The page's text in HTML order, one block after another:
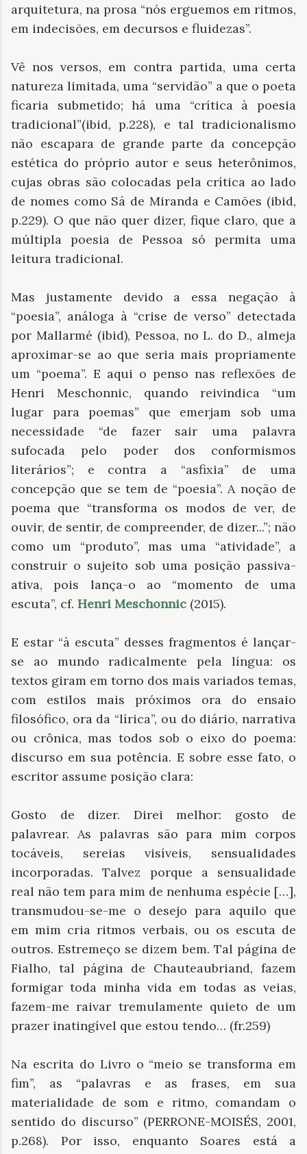
arquitetura, na prosa “nós erguemos em ritmos,
em indecisões, em decursos e fluidezas”.
Vê nos versos, em contra partida, uma certa
natureza limitada, uma “servidão” a que o poeta
ficaria submetido; há uma “crítica à poesia
tradicional”(ibid, p.228), e tal tradicionalismo
não escapara de grande parte da concepção
estética do próprio autor e seus heterônimos,
cujas obras são colocadas pela crítica ao lado
de nomes como Sá de Miranda e Camões (ibid,
p.229). O que não quer dizer, fique claro, que a
múltipla poesia de Pessoa só permita uma
leitura tradicional.
Mas justamente devido a essa negação à
“poesia”, análoga à “crise de verso” detectada
por Mallarmé (ibid), Pessoa, no L. do D., almeja
aproximar-se ao que seria mais propriamente
um “poema”. E aqui o penso nas reflexões de
Henri Meschonnic, quando reivindica “um
lugar para poemas” que emerjam sob uma
necessidade “de fazer sair uma palavra
sufocada pelo poder dos conformismos
literários”; e contra a “asfixia” de uma
concepção que se tem de “poesia”. A noção de
poema que “transforma os modos de ver, de
ouvir, de sentir, de compreender, de dizer...”; não
como um “produto”, mas uma “atividade”, a
construir o sujeito sob uma posição passiva-
ativa, pois lança-o ao “momento de uma
escuta”, cf. Henri Meschonnic (2015).
E estar “à escuta” desses fragmentos é lançar-
se ao mundo radicalmente pela língua: os
textos giram em torno dos mais variados temas,
com estilos mais próximos ora do ensaio
filosófico, ora da “lírica”, ou do diário, narrativa
ou crônica, mas todos sob o eixo do poema:
discurso em sua potência. E sobre esse fato, o
escritor assume posição clara:
Gosto de dizer. Direi melhor: gosto de
palavrear. As palavras são para mim corpos
tocáveis, sereias visíveis, sensualidades
incorporadas. Talvez porque a sensualidade
real não tem para mim de nenhuma espécie […],
transmudou-se-me o desejo para aquilo que
em mim cria ritmos verbais, ou os escuta de
outros. Estremeço se dizem bem. Tal página de
Fialho, tal página de Chauteaubriand, fazem
formigar toda minha vida em todas as veias,
fazem-me raivar tremulamente quieto de um
prazer inatingível que estou tendo… (fr.259)
Na escrita do Livro o “meio se transforma em
fim”, as “palavras e as frases, em sua
materialidade de som e ritmo, comandam o
sentido do discurso” (PERRONE-MOISÉS, 2001,
p.268). Por isso, enquanto Soares está a